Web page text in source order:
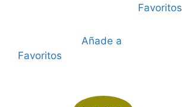
Añade a
Favoritos
Favoritos